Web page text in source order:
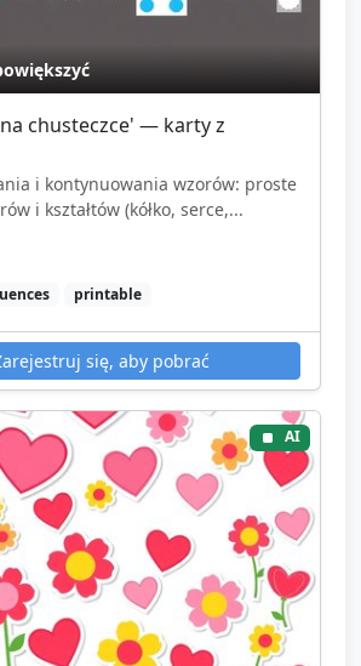
chusteczce' — karty z
i kontynuowania wzorów: proste
i kształtów (kółko, serce,...
printable
się, aby pobrać
AI